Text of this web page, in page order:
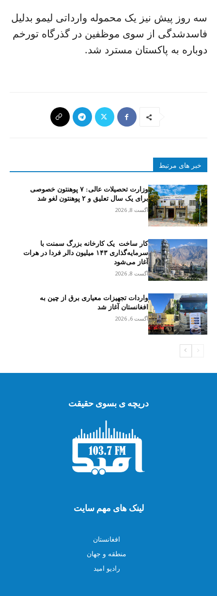
سه روز پیش نیز یک محموله وارداتی لیمو بدلیل
فاسدشدگی از سوی موظفین در گذرگاه تورخم
دوباره به پاکستان مسترد شد.
خبر های مرتبط
وزارت تحصیلات عالی: ۷ پوهنتون خصوصی
برای یک سال تعلیق و ۲ پوهنتون لغو شد
آگست 8, 2026
کار ساخت یک کارخانه بزرگ سمنت با
سرمایه‌گذاری ۱۴۳ میلیون دالر فردا در هرات
آغاز می‌شود
آگست 8, 2026
واردات تجهیزات معیاری برق از چین به
افغانستان آغاز شد
آگست 6, 2026
دریچه ی بسوی حقیقت
لینک های مهم سایت
افغانستان
منطقه و جهان
رادیو امید